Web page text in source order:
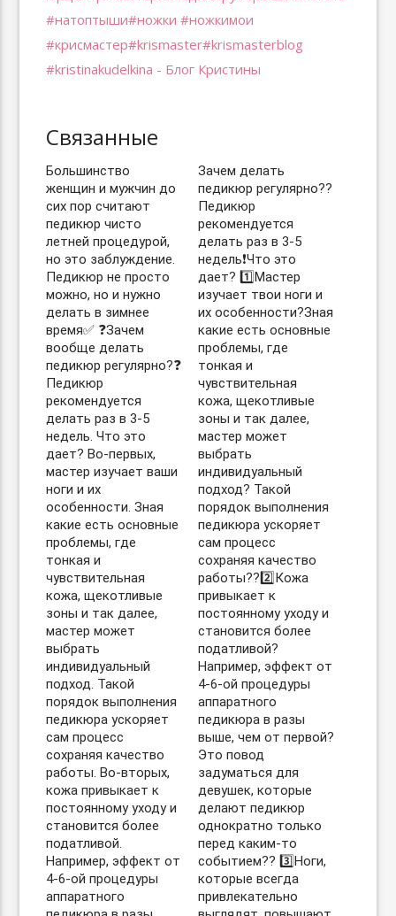
Связанные
Большинство
женщин и мужчин до
сих пор считают
педикюр чисто
летней процедурой,
но это заблуждение.
Педикюр не просто
можно, но и нужно
делать в зимнее
время✅ ❓Зачем
вообще делать
педикюр регулярно?❓
Педикюр
рекомендуется
делать раз в 3-5
недель. Что это
дает? Во-первых,
мастер изучает ваши
ноги и их
особенности. Зная
какие есть основные
проблемы, где
тонкая и
чувствительная
кожа, щекотливые
зоны и так далее,
мастер может
выбрать
индивидуальный
подход. Такой
порядок выполнения
педикюра ускоряет
сам процесс
сохраняя качество
работы. Во-вторых,
кожа привыкает к
постоянному уходу и
становится более
податливой.
Например, эффект от
4-6-ой процедуры
аппаратного
Зачем делать
педикюр регулярно??
Педикюр
рекомендуется
делать раз в 3-5
недель❗️Что это
дает? 1️⃣Мастер
изучает твои ноги и
их особенности?Зная
какие есть основные
проблемы, где
тонкая и
чувствительная
кожа, щекотливые
зоны и так далее,
мастер может
выбрать
индивидуальный
подход? Такой
порядок выполнения
педикюра ускоряет
сам процесс
сохраняя качество
работы??2️⃣Кожа
привыкает к
постоянному уходу и
становится более
податливой?
Например, эффект от
4-6-ой процедуры
аппаратного
педикюра в разы
выше, чем от первой?
Это повод
задуматься для
девушек, которые
делают педикюр
однократно только
перед каким-то
событием?? 3️⃣Ноги,
которые всегда
привлекательно